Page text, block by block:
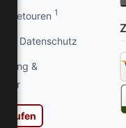
Retouren 1
Datenschutz
&